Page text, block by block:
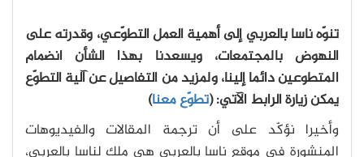
تنوّه ناسا بالعربي إلى أهمية العمل التطوّعي، وقدرته على
النهوض بالمجتمعات، ويسعدنا بهذا الشأن انضمام
المتطوعين دائما إلينا، ولمزيد من التفاصيل عن آلية التطوّع
يمكن زيارة الرابط الآتي: (تطوّع معنا)
وأخيرا نؤكّد على أن ترجمة المقالات والفيديوهات
المنشورة في موقع ناسا بالعربي هي ملك لناسا بالعربي،